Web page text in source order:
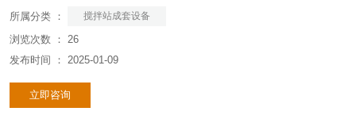
所属分类 ： 搅拌站成套设备
浏览次数 ： 26
发布时间 ： 2025-01-09
立即咨询